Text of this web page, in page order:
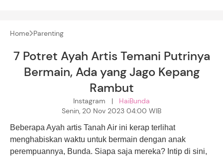
Home Parenting
7 Potret Ayah Artis Temani Putrinya
Bermain, Ada yang Jago Kepang
Rambut
Instagram | HaiBunda
Senin, 20 Nov 2023 04:00 WIB
Beberapa Ayah artis Tanah Air ini kerap terlihat
menghabiskan waktu untuk bermain dengan anak
perempuannya, Bunda. Siapa saja mereka? Intip di sini,